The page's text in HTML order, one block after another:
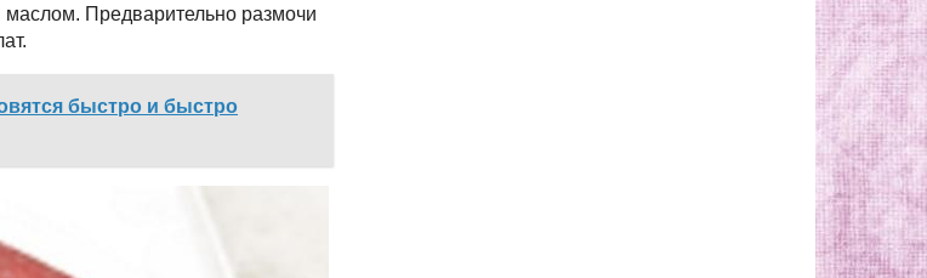
маслом. Предварительно размочи
быстро и быстро